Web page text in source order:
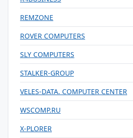
REMZONE
ROVER COMPUTERS
SLY COMPUTERS
STALKER-GROUP
VELES-DATA. COMPUTER CENTER
WSCOMP.RU
X-PLORER